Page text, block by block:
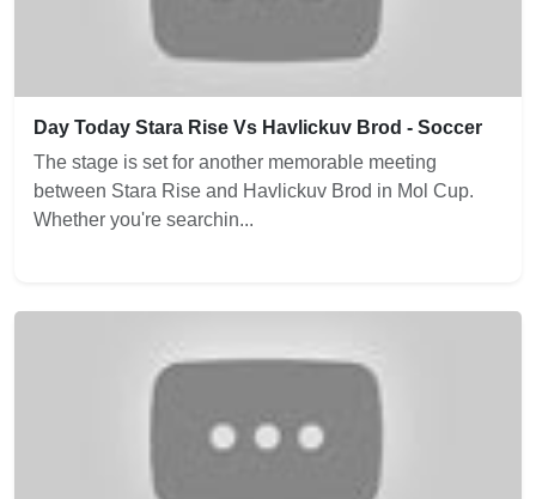
Day Today Stara Rise Vs Havlickuv Brod - Soccer
The stage is set for another memorable meeting
between Stara Rise and Havlickuv Brod in Mol Cup.
Whether you're searchin...